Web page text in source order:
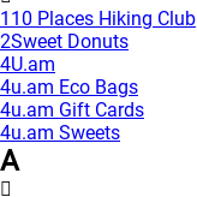
110 Places Hiking Club
2Sweet Donuts
4U.am
4u.am Eco Bags
4u.am Gift Cards
4u.am Sweets
A